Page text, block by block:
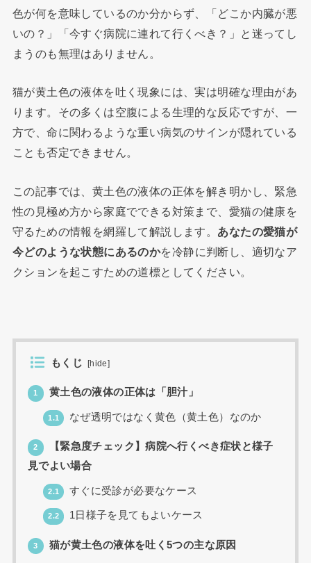
色が何を意味しているのか分からず、「どこか内臓が悪
いの？」「今すぐ病院に連れて行くべき？」と迷ってし
まうのも無理はありません。
猫が黄土色の液体を吐く現象には、実は明確な理由があ
ります。その多くは空腹による生理的な反応ですが、一
方で、命に関わるような重い病気のサインが隠れている
ことも否定できません。
この記事では、黄土色の液体の正体を解き明かし、緊急
性の見極め方から家庭でできる対策まで、愛猫の健康を
守るための情報を網羅して解説します。 あなたの愛猫が
今どのような状態にあるのかを冷静に判断し、適切なア
クションを起こすための道標としてください。
もくじ [hide]
1 黄土色の液体の正体は「胆汁」
1.1 なぜ透明ではなく黄色（黄土色）なのか
2
【緊急度チェック】病院へ行くべき症状と様子
見でよい場合
2.1 すぐに受診が必要なケース
2.2 1日様子を見てもよいケース
3 猫が黄土色の液体を吐く5つの主な原因